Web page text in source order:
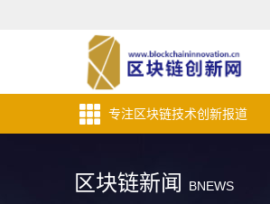
专注区块链技术创新报道
区块链新闻 BNEWS